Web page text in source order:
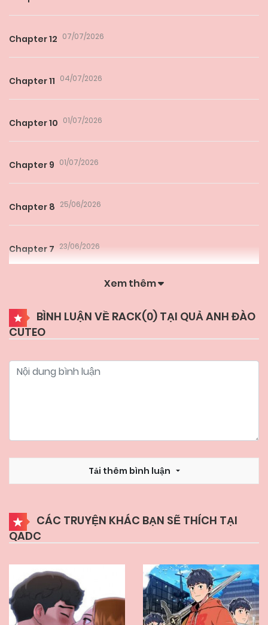
Chapter 12 07/07/2026
Chapter 11 04/07/2026
Chapter 10 01/07/2026
Chapter 9 01/07/2026
Chapter 8 25/06/2026
Chapter 7 23/06/2026
Chapter 5
Chapter 4 10/06/2026
Chapter 2 03/06/2026
Xem thêm
BÌNH LUẬN VỀ RACK(0) TẠI QUẢ ANH ĐÀO
CUTEO
Tải thêm bình luận
CÁC TRUYỆN KHÁC BẠN SẼ THÍCH TẠI
QADC